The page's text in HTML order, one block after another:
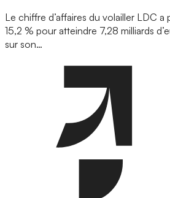
Le chiffre d’affaires du volailler LDC a
15,2 % pour atteindre 7,28 milliards
sur son…